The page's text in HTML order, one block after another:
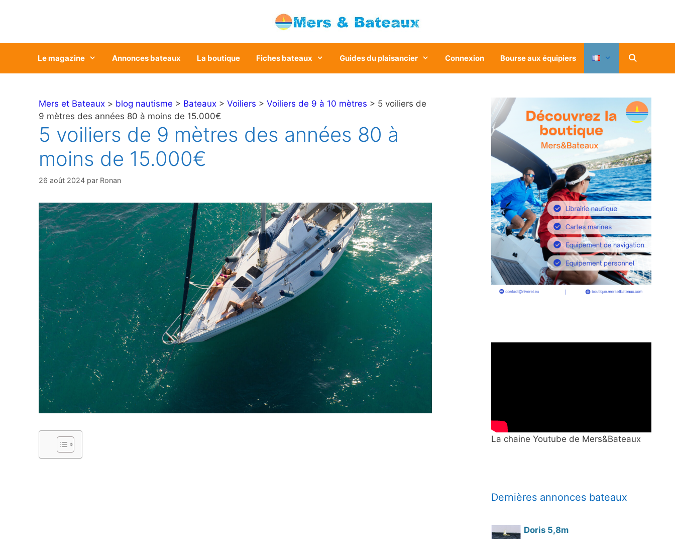
Le magazine Annonces bateaux La boutique Fiches bateaux Guides du plaisancier Connexion Bourse aux équipiers
Mers et Bateaux > blog nautisme > Bateaux > Voiliers > Voiliers de 9 à 10 mètres > 5 voiliers de
9 mètres des années 80 à moins de 15.000€
5 voiliers de 9 mètres des années 80 à
moins de 15.000€
26 août 2024 par Ronan
La chaine Youtube de Mers&Bateaux
Dernières annonces bateaux
Doris 5,8m